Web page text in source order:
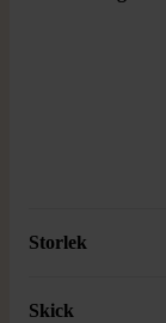
Storlek
Skick